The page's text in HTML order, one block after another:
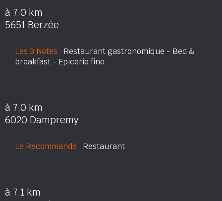
à 7.0 km
5651 Berzée
Les 3 Notes Restaurant gastronomique - Bed &
breakfast - Epicerie fine
à 7.0 km
6020 Dampremy
Le Recommandé Restaurant
à 7.1 km